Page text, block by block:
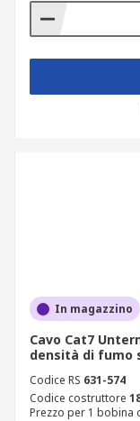
In magazzino
Cavo Cat7
densità di fumo
Codice RS 631-574
Codice costruttore
Prezzo per 1 bobina